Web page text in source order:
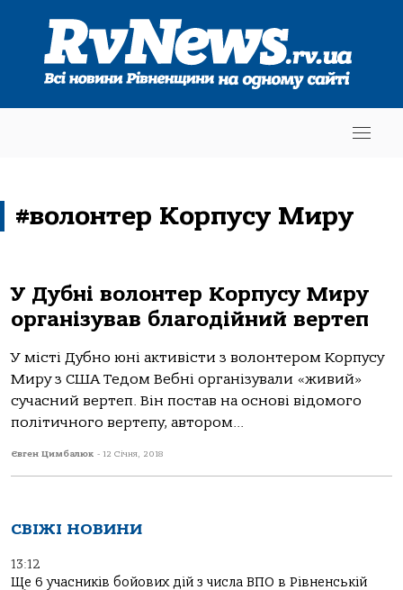
#волонтер Корпусу Миру
У Дубні волонтер Корпусу Миру
організував благодійний вертеп
У місті Дубно юні активісти з волонтером Корпусу
Миру з США Тедом Вебні організували «живий»
сучасний вертеп. Він постав на основі відомого
політичного вертепу, автором...
Євген Цимбалюк - 12 Січня, 2018
СВІЖІ НОВИНИ
13:12
Ще 6 учасників бойових дій з числа ВПО в Рівненській